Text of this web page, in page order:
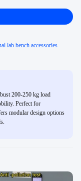
lab bench accessories
200-250 kg load
Perfect for
modular design options